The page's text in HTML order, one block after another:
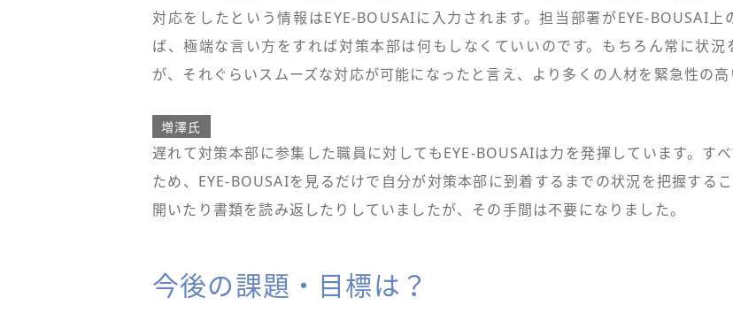
対応をしたという情報はEYE-BOUSAIに入力されます。担当部署がEYE-BOUSAI
ば、極端な言い方をすれば対策本部は何もしなくていいのです。もちろん常に状
が、それぐらいスムーズな対応が可能になったと言え、より多くの人材を緊急性の
増澤氏
遅れて対策本部に参集した職員に対してもEYE-BOUSAIは力を発揮しています。す
ため、EYE-BOUSAIを見るだけで自分が対策本部に到着するまでの状況を把握する
開いたり書類を読み返したりしていましたが、その手間は不要になりました。
今後の課題・目標は？